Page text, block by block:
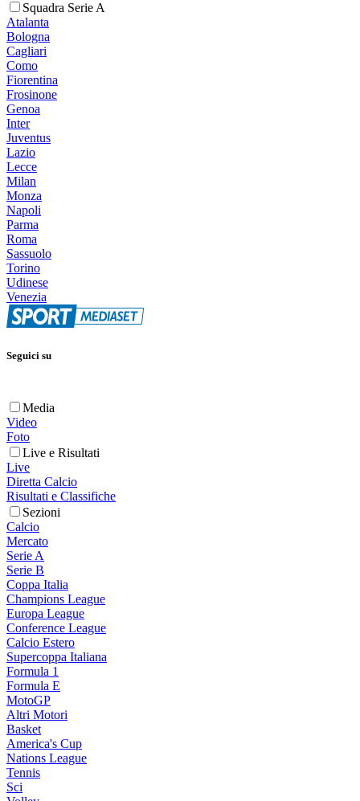
Squadra Serie A
Atalanta
Bologna
Cagliari
Como
Fiorentina
Frosinone
Genoa
Inter
Juventus
Lazio
Lecce
Milan
Monza
Napoli
Parma
Roma
Sassuolo
Torino
Udinese
Venezia
Seguici su
Media
Video
Foto
Live e Risultati
Live
Diretta Calcio
Risultati e Classifiche
Sezioni
Calcio
Mercato
Serie A
Serie B
Coppa Italia
Champions League
Europa League
Conference League
Calcio Estero
Supercoppa Italiana
Formula 1
Formula E
MotoGP
Altri Motori
Basket
America's Cup
Nations League
Tennis
Sci